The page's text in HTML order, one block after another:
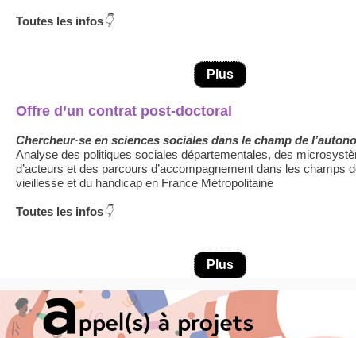
Toutes les infos👇
Plus
Offre d’un contrat post-doctoral
Chercheur·se en sciences sociales dans le champ de
Analyse des politiques sociales départementales, des
d’acteurs et des parcours d’accompagnement dans les champs
vieillesse et du handicap en France Métropolitaine
Toutes les infos👇
Plus